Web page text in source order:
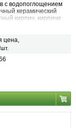
с водопоглощением
керамический
кирпич, кирпичи
цена,